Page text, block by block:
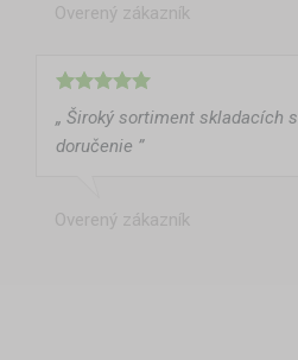
Overený zákazník
„ Široký sortiment skladacích
doručenie ”
Overený zákazník